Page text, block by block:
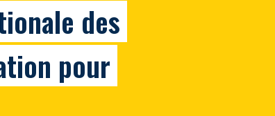
des
pour